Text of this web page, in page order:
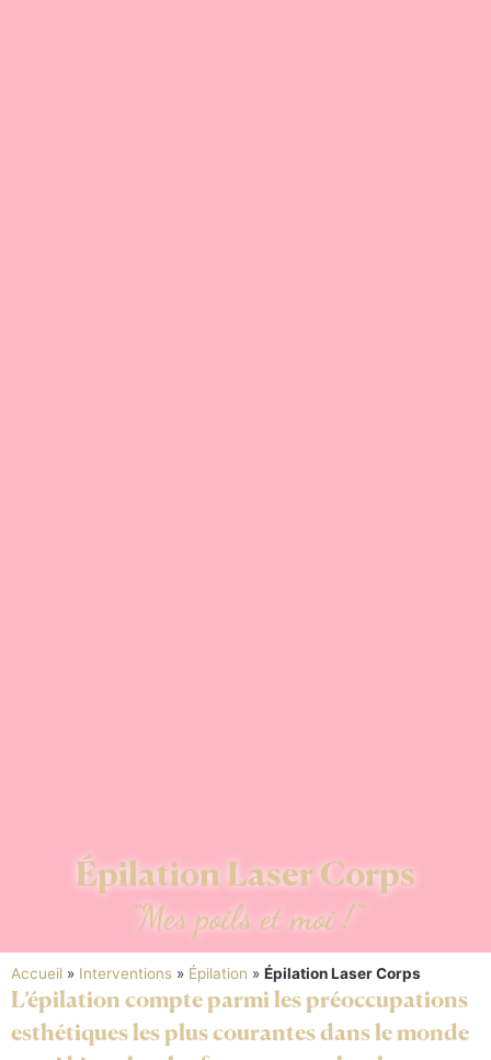
Épilation Laser Corps
“Mes poils et moi !“
Accueil » Interventions » Épilation » Épilation Laser Corps
L’épilation compte parmi les préoccupations
esthétiques les plus courantes dans le monde